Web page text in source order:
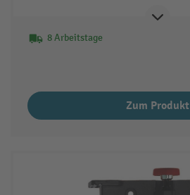
8 Arbeitstage
Zum Produkt